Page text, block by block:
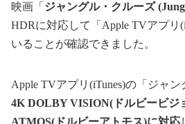
映画「 ジャングル・クルーズ
HDRに対応して「Apple TVアプリ
いることが確認できました。
Apple TVアプリ(iTunes)の「ジャン
4K DOLBY VISION(ドルビービジ
ATMOS(ドルビーアトモス)に対応